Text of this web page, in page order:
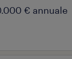
€ annuale